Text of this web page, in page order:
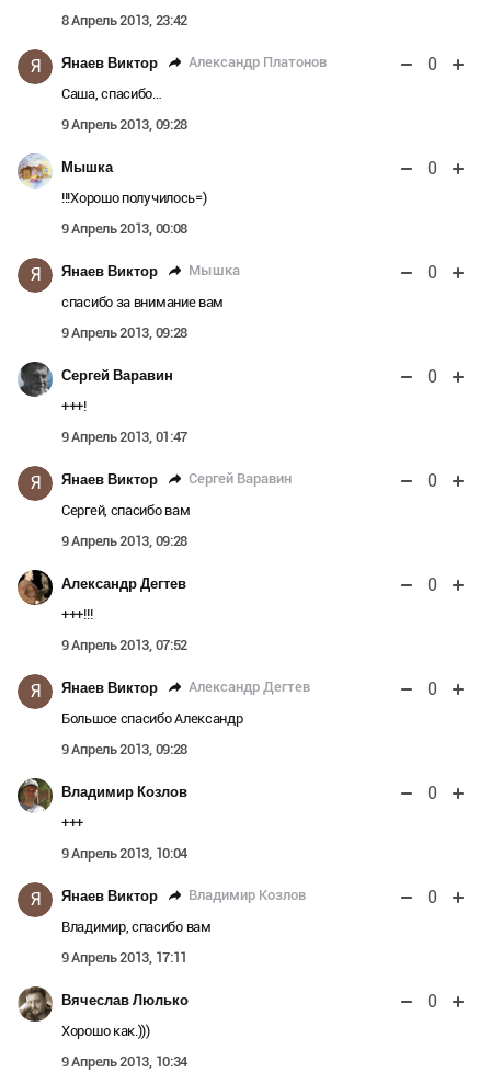
8 Апрель 2013, 23:42
Я Янаев Виктор Александр Платонов 0
Саша, спасибо…
9 Апрель 2013, 09:28
Мышка 0
!!!Хорошо получилось=)
9 Апрель 2013, 00:08
Я Янаев Виктор Мышка 0
спасибо за внимание вам
9 Апрель 2013, 09:28
Сергей Варавин 0
+++!
9 Апрель 2013, 01:47
Я Янаев Виктор Сергей Варавин 0
Сергей, спасибо вам
9 Апрель 2013, 09:28
Александр Дегтев 0
+++!!!
9 Апрель 2013, 07:52
Я Янаев Виктор Александр Дегтев 0
Большое спасибо Александр
9 Апрель 2013, 09:28
Владимир Козлов 0
+++
9 Апрель 2013, 10:04
Я Янаев Виктор Владимир Козлов 0
Владимир, спасибо вам
9 Апрель 2013, 17:11
Вячеслав Люлько 0
Хорошо как.)))
9 Апрель 2013, 10:34